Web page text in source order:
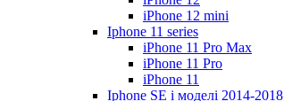
iPhone 12 mini
Iphone 11 series
iPhone 11 Pro Max
iPhone 11 Pro
iPhone 11
Iphone SE і моделі 2014-2018